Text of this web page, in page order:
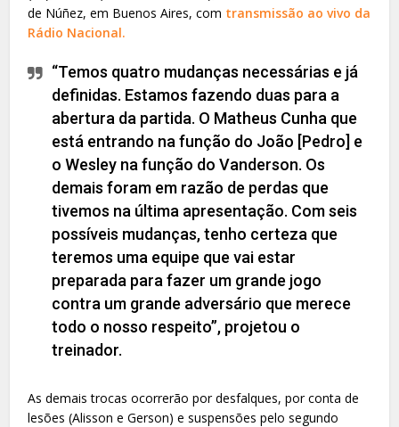
de Núñez, em Buenos Aires, com transmissão ao vivo da
Rádio Nacional.
“Temos quatro mudanças necessárias e já
definidas. Estamos fazendo duas para a
abertura da partida. O Matheus Cunha que
está entrando na função do João [Pedro] e
o Wesley na função do Vanderson. Os
demais foram em razão de perdas que
tivemos na última apresentação. Com seis
possíveis mudanças, tenho certeza que
teremos uma equipe que vai estar
preparada para fazer um grande jogo
contra um grande adversário que merece
todo o nosso respeito”, projetou o
treinador.
As demais trocas ocorrerão por desfalques, por conta de
lesões (Alisson e Gerson) e suspensões pelo segundo